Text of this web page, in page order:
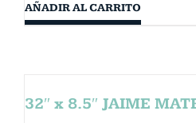
AÑADIR AL CARRITO
32″ x 8.5″ JAIME